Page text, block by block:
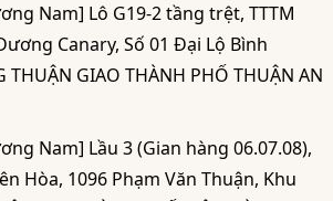
Nam] Lô G19-2 tầng trệt, TTTM
Canary, Số 01 Đại Lộ Bình
GIAO THÀNH PHỐ THUẬN AN
Nam] Lầu 3 (Gian hàng 06.07.08),
Hòa, 1096 Phạm Văn Thuận, Khu